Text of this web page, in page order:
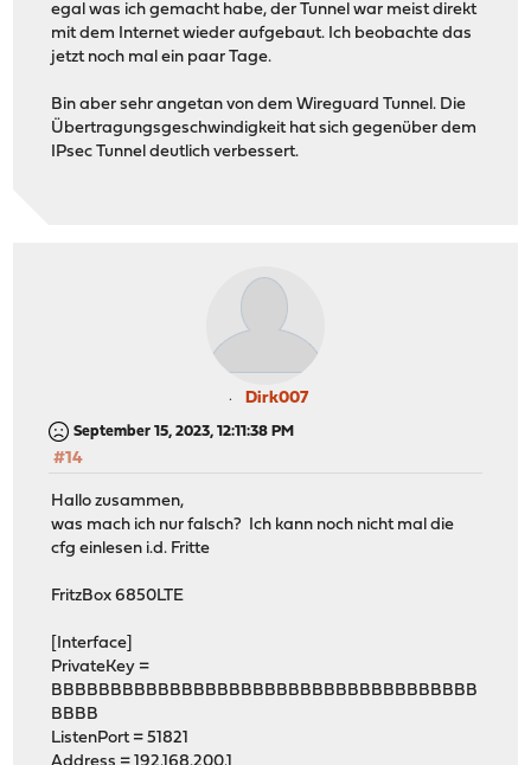
egal was ich gemacht habe, der Tunnel war meist direkt
mit dem Internet wieder aufgebaut. Ich beobachte das
jetzt noch mal ein paar Tage.
Bin aber sehr angetan von dem Wireguard Tunnel. Die
Übertragungsgeschwindigkeit hat sich gegenüber dem
IPsec Tunnel deutlich verbessert.
Dirk007
September 15, 2023, 12:11:38 PM
#14
Hallo zusammen,
was mach ich nur falsch? Ich kann noch nicht mal die
cfg einlesen i.d. Fritte
FritzBox 6850LTE
[Interface]
PrivateKey =
BBBBBBBBBBBBBBBBBBBBBBBBBBBBBBBBBBBB
BBBB
ListenPort = 51821